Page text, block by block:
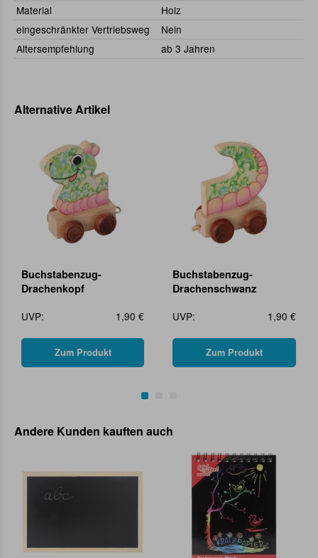
Material
Holz
eingeschränkter Vertriebsweg
Nein
Altersempfehlung
ab 3 Jahren
Alternative Artikel
Buchstabenzug-
Drachenkopf
UVP:
1,90 €
Zum Produkt
Buchstabenzug-
Drachenschwanz
UVP:
1,90 €
Zum Produkt
Andere Kunden kauften auch